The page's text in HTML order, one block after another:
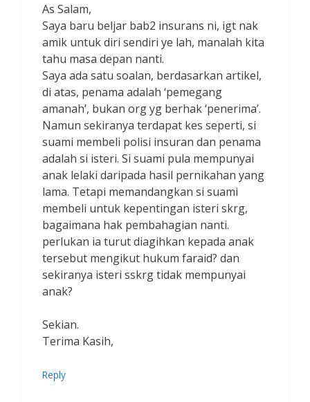
As Salam,
Saya baru beljar bab2 insurans ni, igt nak
amik untuk diri sendiri ye lah, manalah kita
tahu masa depan nanti.
Saya ada satu soalan, berdasarkan artikel,
di atas, penama adalah ‘pemegang
amanah’, bukan org yg berhak ‘penerima’.
Namun sekiranya terdapat kes seperti, si
suami membeli polisi insuran dan penama
adalah si isteri. Si suami pula mempunyai
anak lelaki daripada hasil pernikahan yang
lama. Tetapi memandangkan si suami
membeli untuk kepentingan isteri skrg,
bagaimana hak pembahagian nanti.
perlukan ia turut diagihkan kepada anak
tersebut mengikut hukum faraid? dan
sekiranya isteri sskrg tidak mempunyai
anak?
Sekian.
Terima Kasih,
Reply